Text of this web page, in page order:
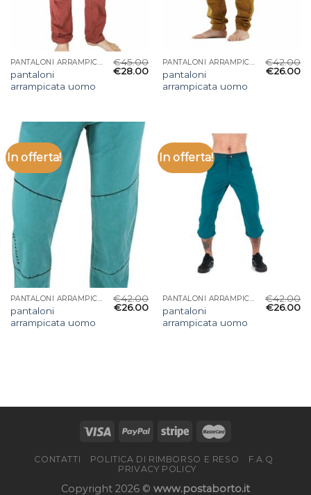
PANTALONI ARRAMPICATA UOMO
pantaloni
arrampicata uomo
€45.00
€28.00
PANTALONI ARRAMPICATA UOMO
pantaloni
arrampicata uomo
€42.00
€26.00
In offerta!
PANTALONI ARRAMPICATA UOMO
pantaloni
arrampicata uomo
€42.00
€26.00
In offerta!
PANTALONI ARRAMPICATA UOMO
pantaloni
arrampicata uomo
€42.00
€26.00
CONTATTI POLITICA DI RIMBORSO E RESO
F.A.Q
PRIVACY POLICY
Copyright 2026 © www.postaborto.it